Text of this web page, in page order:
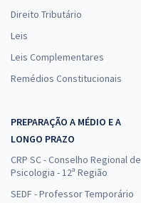
Direito Tributário
Leis
Leis Complementares
Remédios Constitucionais
PREPARAÇÃO A MÉDIO E A
LONGO PRAZO
CRP SC - Conselho Regional de
Psicologia - 12ª Região
SEDF - Professor Temporário